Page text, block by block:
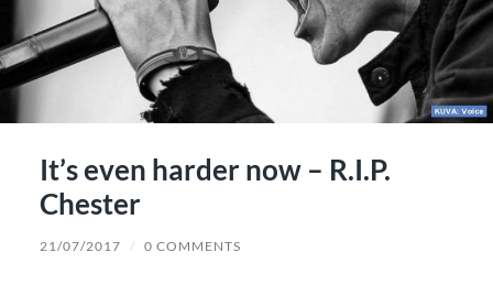
It’s even harder now – R.I.P.
Chester
21/07/2017 / 0 COMMENTS